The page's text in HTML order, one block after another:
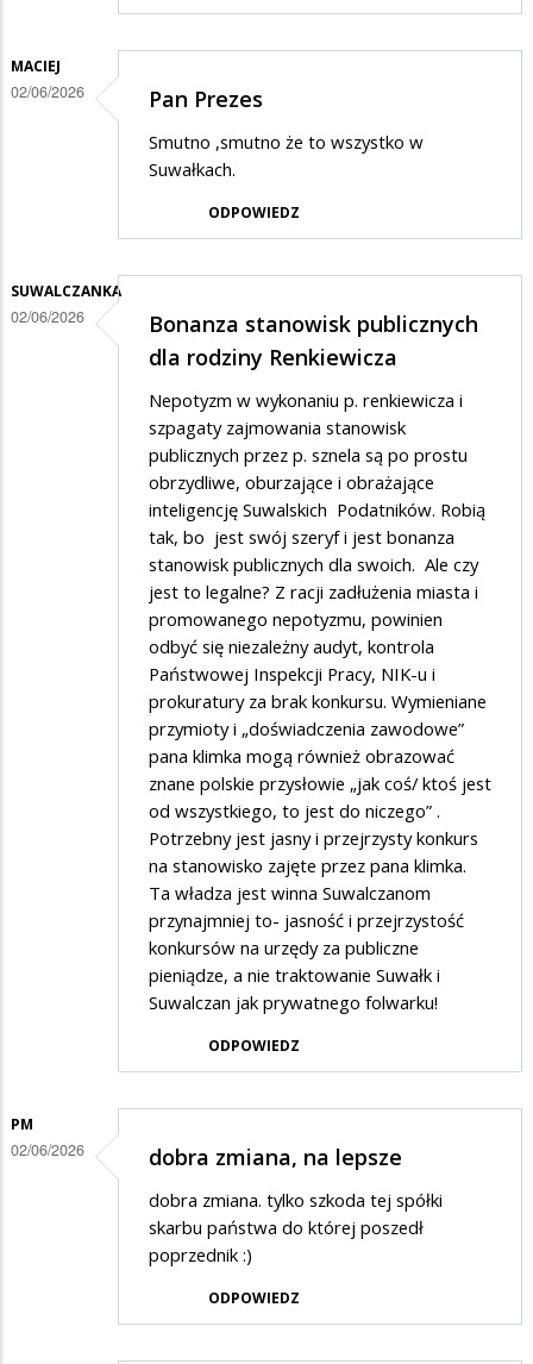
MACIEJ
02/06/2026 Pan Prezes
Smutno ,smutno że to wszystko w
Suwałkach.
ODPOWIEDZ
SUWALCZANKA
02/06/2026
Bonanza stanowisk publicznych
dla rodziny Renkiewicza
Nepotyzm w wykonaniu p. renkiewicza i
szpagaty zajmowania stanowisk
publicznych przez p. sznela są po prostu
obrzydliwe, oburzające i obrażające
inteligencję Suwalskich Podatników. Robią
tak, bo jest swój szeryf i jest bonanza
stanowisk publicznych dla swoich. Ale czy
jest to legalne? Z racji zadłużenia miasta i
promowanego nepotyzmu, powinien
odbyć się niezależny audyt, kontrola
Państwowej Inspekcji Pracy, NIK-u i
prokuratury za brak konkursu. Wymieniane
przymioty i „doświadczenia zawodowe”
pana klimka mogą również obrazować
znane polskie przysłowie „jak coś/ ktoś jest
od wszystkiego, to jest do niczego” .
Potrzebny jest jasny i przejrzysty konkurs
na stanowisko zajęte przez pana klimka.
Ta władza jest winna Suwalczanom
przynajmniej to- jasność i przejrzystość
konkursów na urzędy za publiczne
pieniądze, a nie traktowanie Suwałk i
Suwalczan jak prywatnego folwarku!
ODPOWIEDZ
PM
02/06/2026 dobra zmiana, na lepsze
dobra zmiana. tylko szkoda tej spółki
skarbu państwa do której poszedł
poprzednik :)
ODPOWIEDZ